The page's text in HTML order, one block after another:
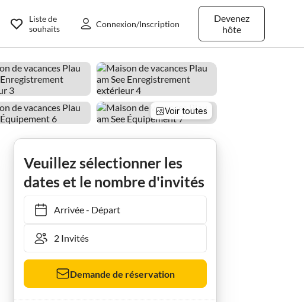
Devenez
hôte
Liste de
souhaits
Connexion/Inscription
Voir toutes
Lac Plauer
Veuillez sélectionner les
dates et le nombre d'invités
Arrivée- Départ
Demande de réservation